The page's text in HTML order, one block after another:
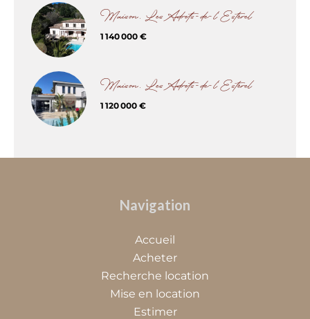
Maison, Les Adrets-de-l'Estérel
1 140 000 €
Maison, Les Adrets-de-l'Estérel
1 120 000 €
Navigation
Accueil
Acheter
Recherche location
Mise en location
Estimer